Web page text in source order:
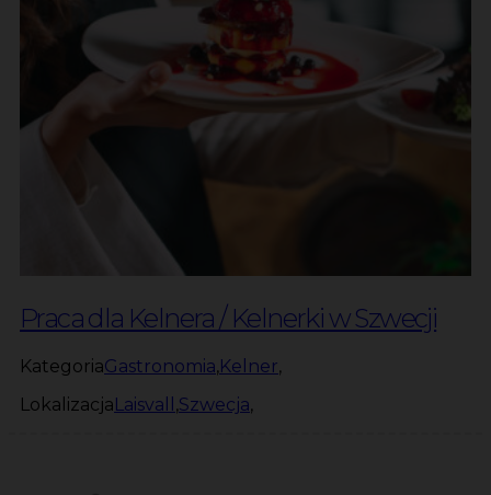
Praca dla Kelnera / Kelnerki w Szwecji
KategoriaGastronomia,Kelner,
Lokalizacja Laisvall ,Szwecja,